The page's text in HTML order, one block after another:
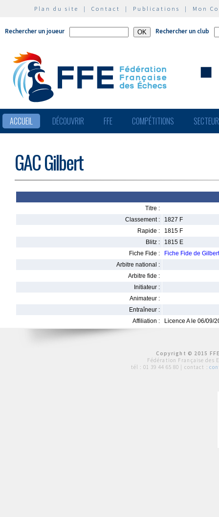
Plan du site | Contact | Publications | Mon
Rechercher un joueur Rechercher un club
ACCUEIL DÉCOUVRIR FFE COMPÉTITIONS
GAC Gilbert
Titre :
Classement :
1827 F
Rapide :
1815 F
Blitz :
1815 E
Fiche Fide :
Fiche Fide de
Arbitre national :
Arbitre fide :
Initiateur :
Animateur :
Entraîneur :
Affiliation :
Licence A le 06/09/
Copyright © 2015
Fédération Française des
tél : 01 39 44 65 80 | contact :